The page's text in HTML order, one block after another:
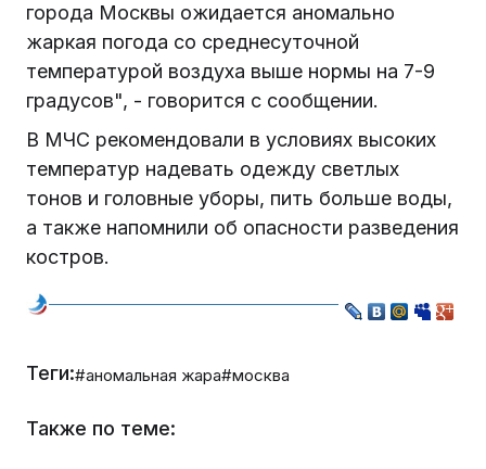
города Москвы ожидается аномально
жаркая погода со среднесуточной
температурой воздуха выше нормы на 7-9
градусов", - говорится с сообщении.
В МЧС рекомендовали в условиях высоких
температур надевать одежду светлых
тонов и головные уборы, пить больше воды,
а также напомнили об опасности разведения
костров.
Теги:#аномальная жара#москва
Также по теме: